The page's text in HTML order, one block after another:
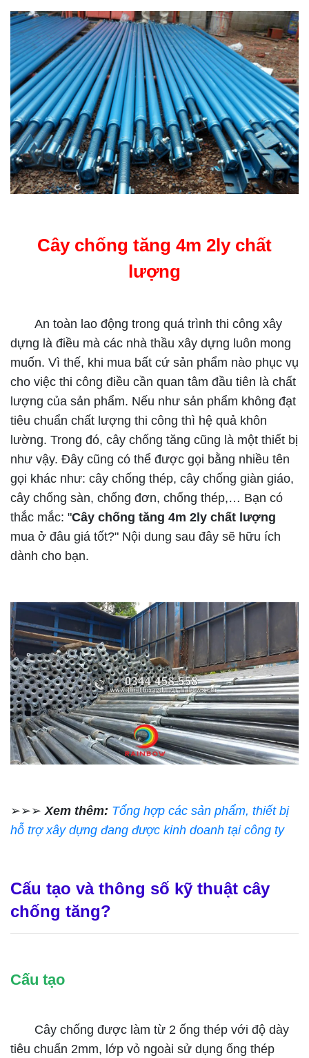
Cây chống tăng 4m 2ly chất
lượng
An toàn lao động trong quá trình thi công xây
dựng là điều mà các nhà thầu xây dựng luôn mong
muốn. Vì thế, khi mua bất cứ sản phẩm nào phục vụ
cho việc thi công điều cần quan tâm đầu tiên là chất
lượng của sản phẩm. Nếu như sản phẩm không đạt
tiêu chuẩn chất lượng thi công thì hệ quả khôn
lường. Trong đó, cây chống tăng cũng là một thiết bị
như vậy. Đây cũng có thể được gọi bằng nhiều tên
gọi khác như: cây chống thép, cây chống giàn giáo,
cây chống sàn, chống đơn, chống thép,… Bạn có
thắc mắc: "Cây chống tăng 4m 2ly chất lượng
mua ở đâu giá tốt?" Nội dung sau đây sẽ hữu ích
dành cho bạn.
➢➢➢Xem thêm: Tổng hợp các sản phẩm, thiết bị
hỗ trợ xây dựng đang được kinh doanh tại công ty
Cấu tạo và thông số kỹ thuật cây
chống tăng?
Cấu tạo
Cây chống được làm từ 2 ống thép với độ dày
tiêu chuẩn 2mm, lớp vỏ ngoài sử dụng ống thép